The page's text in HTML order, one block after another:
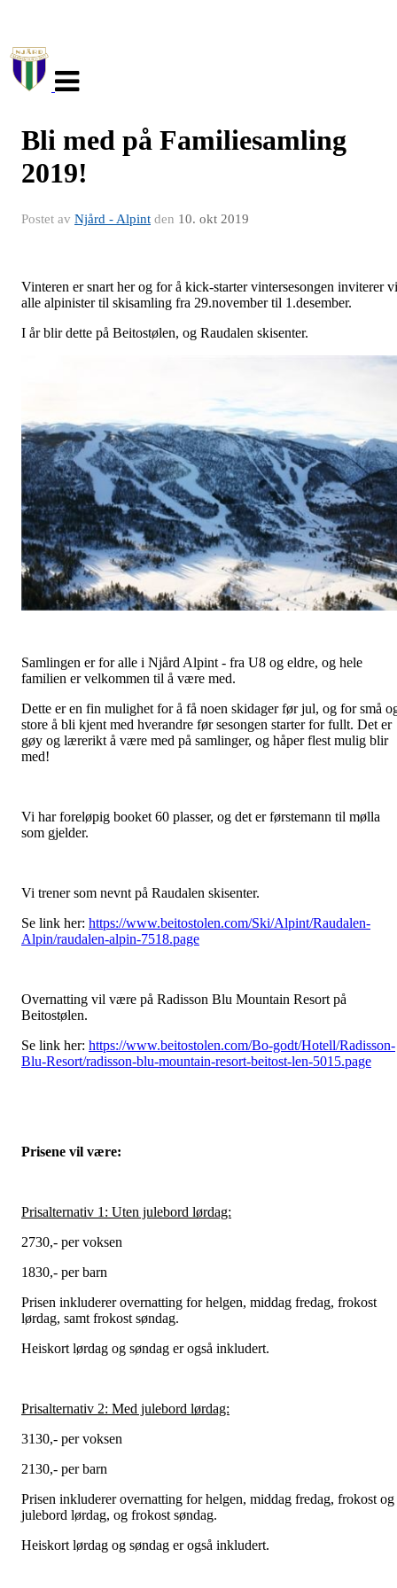
navigasjon
Bli med på Familiesamling
2019!
Postet av Njård - Alpint den 10. okt 2019
Vinteren er snart her og for å kick-starter vintersesongen inviterer vi
alle alpinister til skisamling fra 29.november til 1.desember.
I år blir dette på Beitostølen, og Raudalen skisenter.
Samlingen er for alle i Njård Alpint - fra U8 og eldre, og hele
familien er velkommen til å være med.
Dette er en fin mulighet for å få noen skidager før jul, og for små
store å bli kjent med hverandre før sesongen starter for fullt. Det er
gøy og lærerikt å være med på samlinger, og håper flest mulig blir
med!
Vi har foreløpig booket 60 plasser, og det er førstemann til mølla
som gjelder.
Vi trener som nevnt på Raudalen skisenter.
Se link her: https://www.beitostolen.com/Ski/Alpint/Raudalen-
Alpin/raudalen-alpin-7518.page
Overnatting vil være på Radisson Blu Mountain Resort på
Beitostølen.
Se link her: https://www.beitostolen.com/Bo-godt/Hotell/Radisson-
Blu-Resort/radisson-blu-mountain-resort-beitost-len-5015.page
Prisene vil være:
Prisalternativ 1: Uten julebord lørdag:
2730,- per voksen
1830,- per barn
Prisen inkluderer overnatting for helgen, middag fredag, frokost
lørdag, samt frokost søndag.
Heiskort lørdag og søndag er også inkludert.
Prisalternativ 2: Med julebord lørdag:
3130,- per voksen
2130,- per barn
Prisen inkluderer overnatting for helgen, middag fredag, frokost og
julebord lørdag, og frokost søndag.
Heiskort lørdag og søndag er også inkludert.